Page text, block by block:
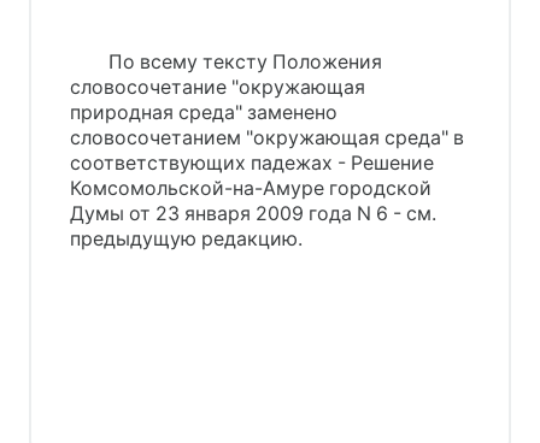
По всему тексту Положения
словосочетание "окружающая
природная среда" заменено
словосочетанием "окружающая среда" в
соответствующих падежах - Решение
Комсомольской-на-Амуре городской
Думы от 23 января 2009 года N 6 - см.
предыдущую редакцию.